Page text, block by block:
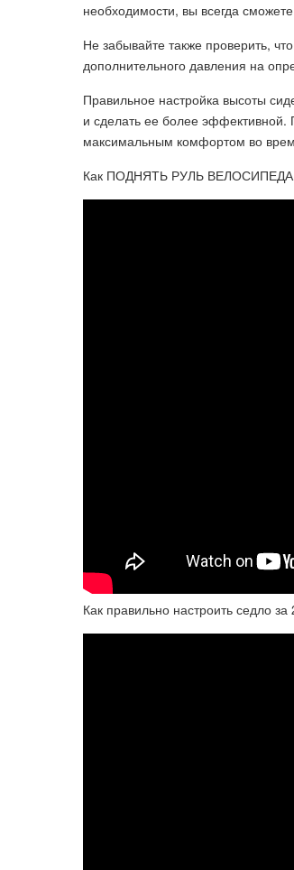
необходимости, вы всегда сможете
Не забывайте также проверить,
дополнительного давления на
Правильное настройка высоты
и сделать ее более эффективной.
максимальным комфортом во
Как ПОДНЯТЬ РУЛЬ
Как правильно настроить седло